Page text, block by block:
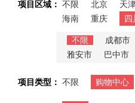
项目区域： 不限 北京 天
海南
重庆 四
不限 成都市
雅安市
巴中市
项目类型： 不限 购物中心